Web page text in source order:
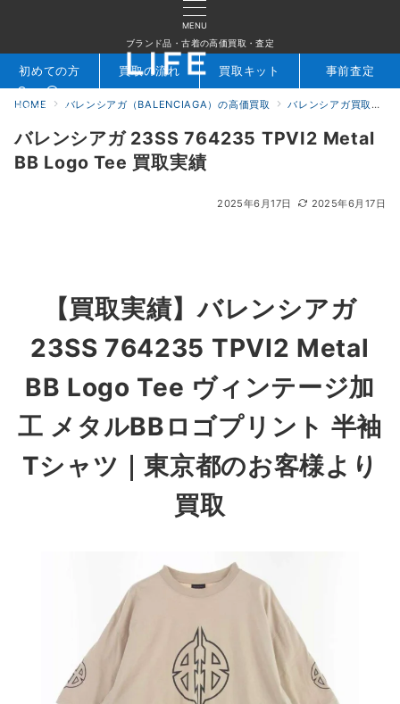
MENU
ブランド品・古着の高価買取・査定
検索 お問合せ
初めての方 買取の流れ 買取キット 事前査定
HOME バレンシアガ（BALENCIAGA）の高価買取 バレンシアガ買取実績｜ブランド古着専門店LIFE
バレンシアガ 23SS 764235 TPVI2 Metal
BB Logo Tee 買取実績
2025年6月17日 2025年6月17日
【買取実績】バレンシアガ
23SS 764235 TPVI2 Metal
BB Logo Tee ヴィンテージ加
工 メタルBBロゴプリント 半袖
Tシャツ ｜東京都のお客様より
買取